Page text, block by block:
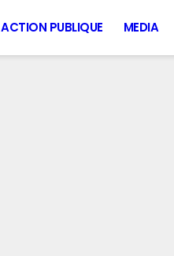
ACTION PUBLIQUE MEDIA